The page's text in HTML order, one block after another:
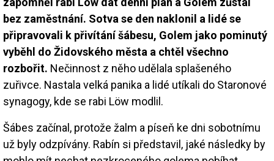
bez zaměstnání. Sotva se den naklonil a lidé se
připravovali k přivítání šábesu, Golem jako pominutý
vyběhl do Židovského města a chtěl všechno
rozbořit. Nečinnost z něho udělala splašeného
zuřivce. Nastala velká panika a lidé utíkali do Staronové
synagogy, kde se rabi Löw modlil.
Šábes začínal, protože žalm a píseň ke dni sobotnímu
už byly odzpívány. Rabín si představil, jaké následky by